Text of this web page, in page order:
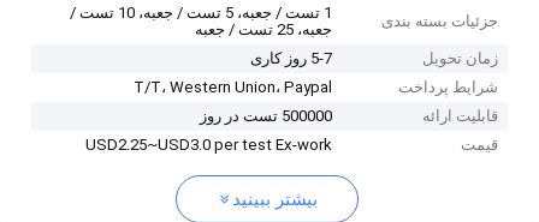
جزئیات بسته بندی
1 تست / جعبه، 5 تست / جعبه، 10 تست /
جعبه، 25 تست / جعبه
زمان تحویل
5-7 روز کاری
شرایط پرداخت
T/T، Western Union، Paypal
قابلیت ارائه
500000 تست در روز
قیمت
USD2.25~USD3.0 per test Ex-work
بیشتر ببینید